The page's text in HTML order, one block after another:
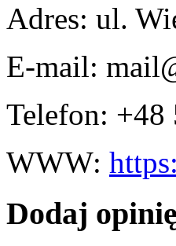
Adres: ul.
E-mail:
Telefon: +48
WWW:
Dodaj opinię